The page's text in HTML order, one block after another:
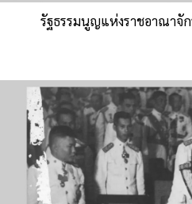
รัฐธรรมนูญแห่งราชอาณาจั